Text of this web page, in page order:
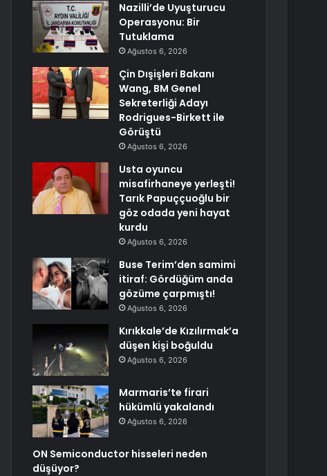
Nazilli’de Uyuşturucu
Operasyonu: Bir
Tutuklama
Ağustos 6, 2026
Çin Dışişleri Bakanı
Wang, BM Genel
Sekreterliği Adayı
Rodrigues-Birkett ile
Görüştü
Ağustos 6, 2026
Usta oyuncu
misafirhaneye yerleşti!
Tarık Papuççuoğlu bir
göz odada yeni hayat
kurdu
Ağustos 6, 2026
Buse Terim’den samimi
itiraf: Gördüğüm anda
gözüme çarpmıştı!
Ağustos 6, 2026
Kırıkkale’de Kızılırmak’a
düşen kişi boğuldu
Ağustos 6, 2026
Marmaris’te firari
hükümlü yakalandı
Ağustos 6, 2026
ON Semiconductor hisseleri neden
düşüyor?